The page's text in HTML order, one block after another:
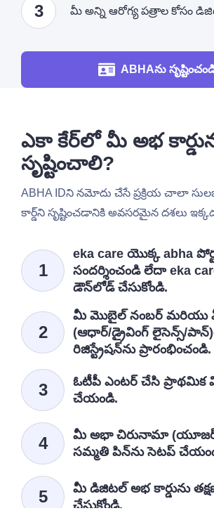
3 మీ అన్ని ఆరోగ్య పత్రాల కోసం
ABHAను
ఎకా కేర్‌లో మీ అభ
సృష్టించాలి?
ABHA IDని నమోదు చేసే ప్రక్రియ చాలా
కార్డ్‌ని సృష్టించడానికి అవసరమైన దశలు
eka care యొక్క abha
సందర్శించండి లేదా eka
డౌన్‌లోడ్ చేసుకోండి.
మీ మొబైల్ నంబర్ మరియు
(ఆధార్/డ్రైవింగ్ లైసెన్స్/
రిజిస్ట్రేషన్‌ను ప్రారంభించండి.
ఓటీపీ ఎంటర్ చేసి ప్రాథమిక
చేయండి.
మీ అభా చిరునామా (యూజర్
సమ్మతి పిన్‌ను సెటప్
మీ డిజిటల్ అభ కార్డును
చేసుకోండి.